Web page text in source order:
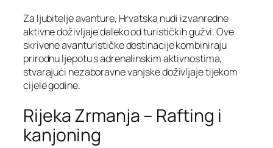
Za ljubitelje avanture, Hrvatska nudi izvanredne
aktivne doživljaje daleko od turističkih gužvi. Ove
skrivene avanturističke destinacije kombiniraju
prirodnu ljepotu s adrenalinskim aktivnostima,
stvarajući nezaboravne vanjske doživljaje tijekom
cijele godine.
Rijeka Zrmanja – Rafting i
kanjoning